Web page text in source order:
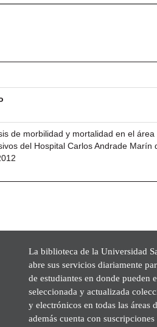
de morbilidad y mortalidad en el
del Hospital Carlos Andrade Marín
La biblioteca de la Universidad
abre sus servicios diariamente
de estudiantes en donde pueden
seleccionada y actualizada
y electrónicos en todas las áreas
además cuenta con